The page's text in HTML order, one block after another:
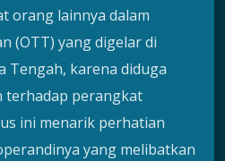
orang lainnya dalam
(OTT) yang digelar di
Tengah, karena diduga
terhadap perangkat
ini menarik perhatian
yang melibatkan